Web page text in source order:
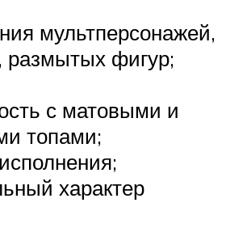
мультперсонажей,
размытых фигур;
с матовыми и
топами;
характер